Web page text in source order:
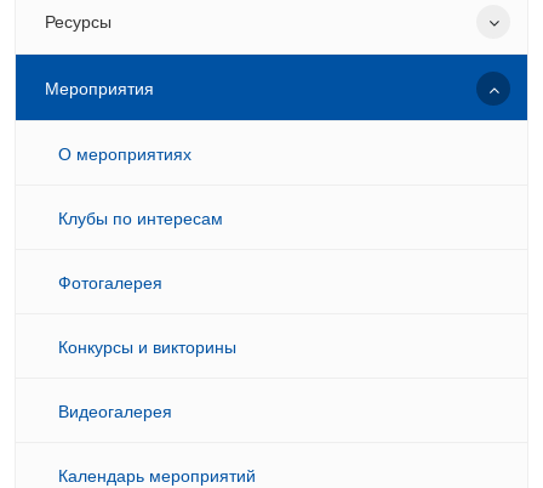
Ресурсы
Мероприятия
О мероприятиях
Клубы по интересам
Фотогалерея
Конкурсы и викторины
Видеогалерея
Календарь мероприятий